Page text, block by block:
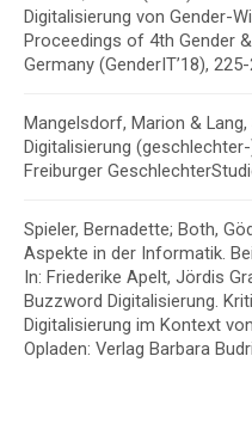
Digitalisierung von Gender-
Proceedings of 4th Gender
Germany (GenderIT’18),
Mangelsdorf, Marion & Lang,
Digitalisierung
Freiburger
Spieler, Bernadette; Both,
Aspekte in der Informatik.
In: Friederike Apelt, Jördis
Buzzword Digitalisierung.
Digitalisierung im Kontext
Opladen: Verlag Barbara